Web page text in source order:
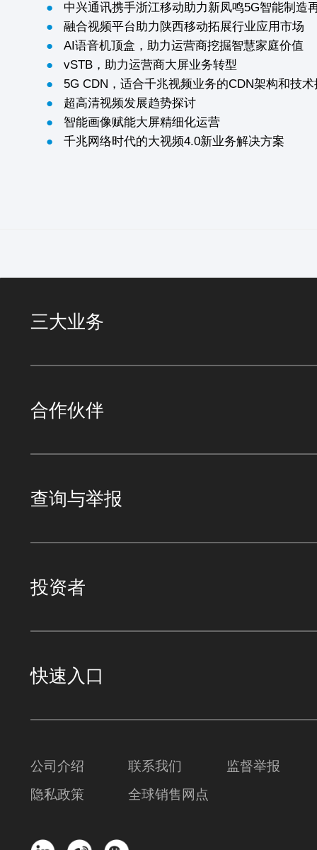
●
中兴通讯携手浙江移动助力新凤鸣5G智能制造
●
融合视频平台助力陕西移动拓展行业应用市场
●
AI语音机顶盒，助力运营商挖掘智慧家庭价值
●
vSTB，助力运营商大屏业务转型
●
5G CDN，适合千兆视频业务的CDN架构和技术
●
超高清视频发展趋势探讨
●
智能画像赋能大屏精细化运营
●
千兆网络时代的大视频4.0新业务解决方案
三大业务
合作伙伴
查询与举报
投资者
快速入口
公司介绍 联系我们
监督举报
隐私政策
全球销售网点